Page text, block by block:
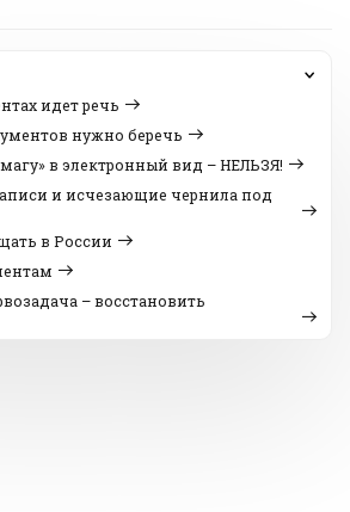
идет речь
нужно беречь
в электронный вид – НЕЛЬЗЯ!
и исчезающие чернила под
в России
– восстановить